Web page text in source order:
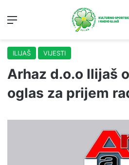
ILIJAŠ VIJESTI
Arhaz d.o.o Ilijaš
oglas za prijem